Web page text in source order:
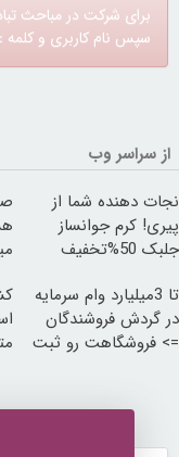
برای شرکت در مباحث
سپس نام کاربری و کلمه
از سراسر وب
نجات دهنده شما از
پیری! کرم جوانساز
جلبک 50%تخفیف
تا 3میلیارد وام سرمایه
در گردش فروشندگان
=> فروشگاهت رو ثبت